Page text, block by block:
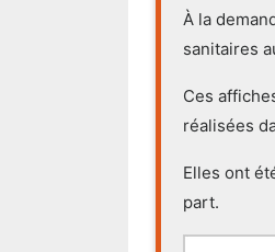
À la
sanitaires
Ces
réalisées
Elles ont
part.